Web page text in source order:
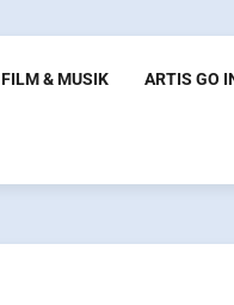
FILM & MUSIK ARTIS GO